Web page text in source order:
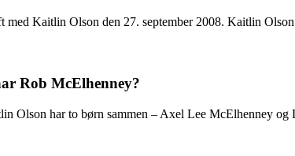
Kaitlin Olson den 27. september 2008. Kaitlin
Rob McElhenney?
Olson har to børn sammen – Axel Lee McElhenney og